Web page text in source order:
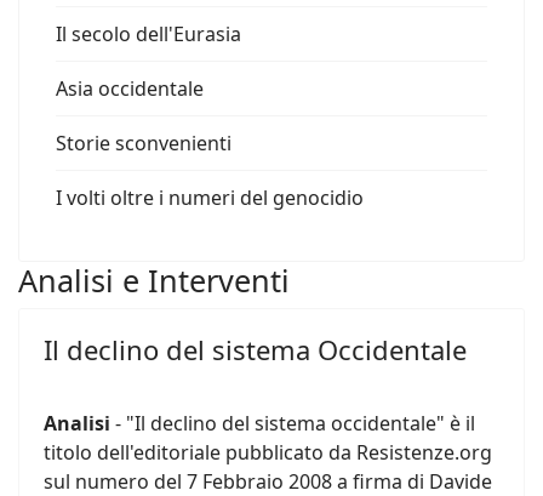
Il secolo dell'Eurasia
Asia occidentale
Storie sconvenienti
I volti oltre i numeri del genocidio
Analisi e Interventi
Il declino del sistema Occidentale
Analisi - "Il declino del sistema occidentale" è il
titolo dell'editoriale pubblicato da Resistenze.org
sul numero del 7 Febbraio 2008 a firma di Davide